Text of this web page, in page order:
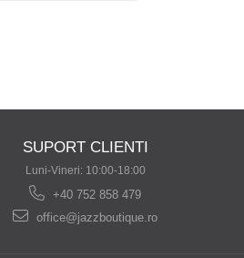
SUPORT CLIENTI
Luni-Vineri: 10:00-18:00
+40 752 858 479
office@jazzboutique.ro